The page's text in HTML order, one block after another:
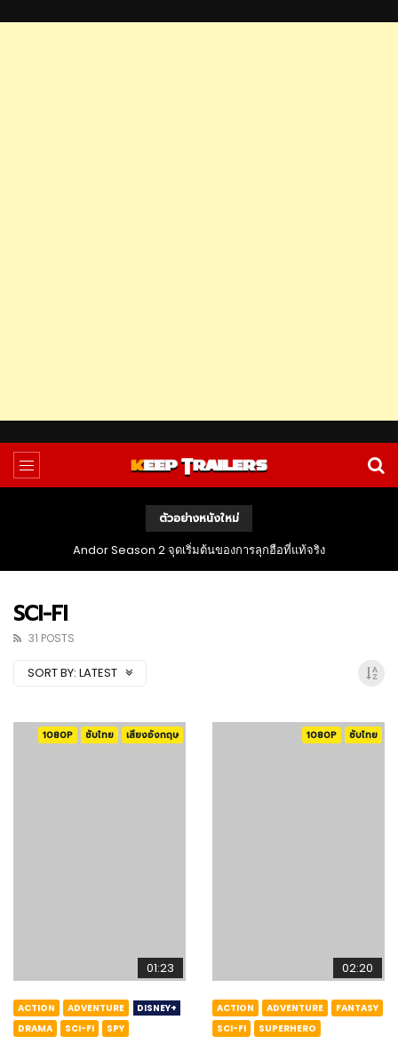
ตัวอย่างหนังใหม่
Andor Season 2 จุดเริ่มต้นของการลุกฮือที่แท้จริง
SCI-FI
31 POSTS
SORT BY: LATEST
1080P ซับไทย เสียงอังกฤษ
01:23
ACTION ADVENTURE
DISNEY+
DRAMA
SCI-FI SPY
1080P ซับไทย
02:20
ACTION ADVENTURE
FANTASY
SCI-FI
SUPERHERO